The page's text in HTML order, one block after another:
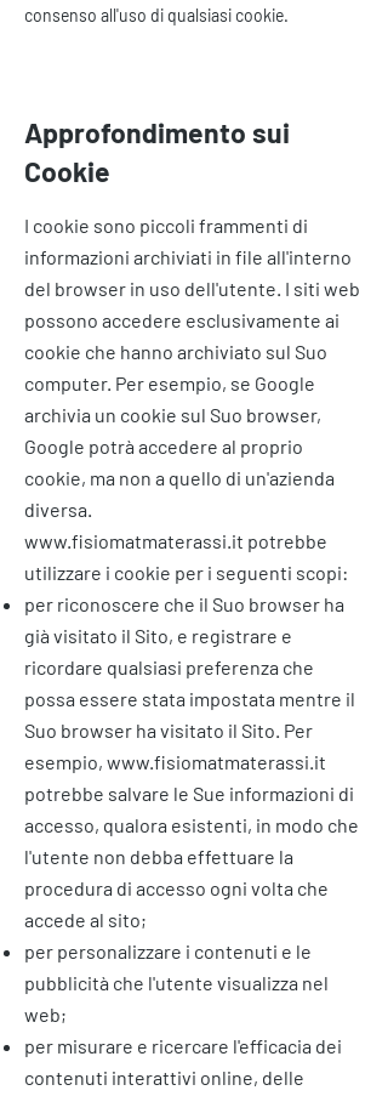
consenso all'uso di qualsiasi cookie.
Approfondimento sui
Cookie
I cookie sono piccoli frammenti di
informazioni archiviati in file all'interno
del browser in uso dell'utente. I siti web
possono accedere esclusivamente ai
cookie che hanno archiviato sul Suo
computer. Per esempio, se Google
archivia un cookie sul Suo browser,
Google potrà accedere al proprio
cookie, ma non a quello di un'azienda
diversa.
www.fisiomatmaterassi.it potrebbe
utilizzare i cookie per i seguenti scopi:
per riconoscere che il Suo browser ha
già visitato il Sito, e registrare e
ricordare qualsiasi preferenza che
possa essere stata impostata mentre il
Suo browser ha visitato il Sito. Per
esempio, www.fisiomatmaterassi.it
potrebbe salvare le Sue informazioni di
accesso, qualora esistenti, in modo che
l'utente non debba effettuare la
procedura di accesso ogni volta che
accede al sito;
per personalizzare i contenuti e le
pubblicità che l'utente visualizza nel
web;
per misurare e ricercare l'efficacia dei
contenuti interattivi online, delle